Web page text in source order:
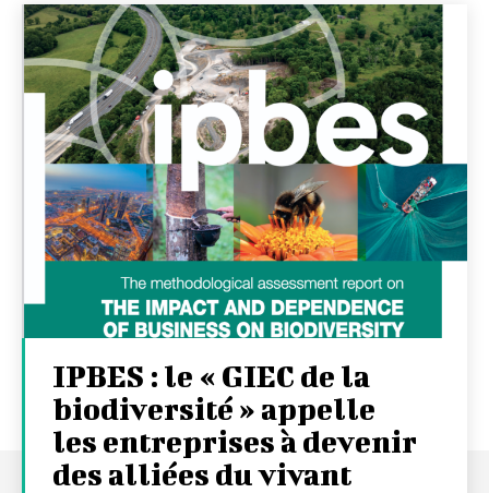
IPBES : le « GIEC de la
biodiversité » appelle
les entreprises à devenir
des alliées du vivant